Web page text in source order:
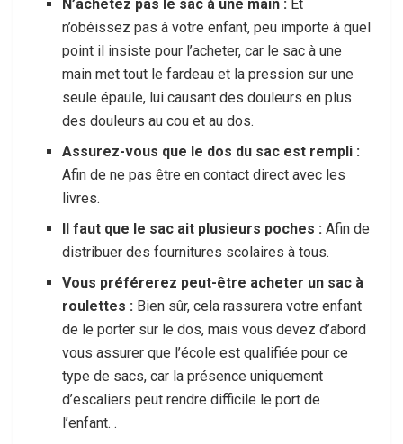
N’achetez pas le sac à une main : Et
n’obéissez pas à votre enfant, peu importe à quel
point il insiste pour l’acheter, car le sac à une
main met tout le fardeau et la pression sur une
seule épaule, lui causant des douleurs en plus
des douleurs au cou et au dos.
Assurez-vous que le dos du sac est rempli :
Afin de ne pas être en contact direct avec les
livres.
Il faut que le sac ait plusieurs poches :Afin de
distribuer des fournitures scolaires à tous.
Vous préférerez peut-être acheter un sac à
roulettes : Bien sûr, cela rassurera votre enfant
de le porter sur le dos, mais vous devez d’abord
vous assurer que l’école est qualifiée pour ce
type de sacs, car la présence uniquement
d’escaliers peut rendre difficile le port de
l’enfant. .